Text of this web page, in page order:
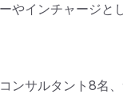
やインチャージと
ンサルタント8名